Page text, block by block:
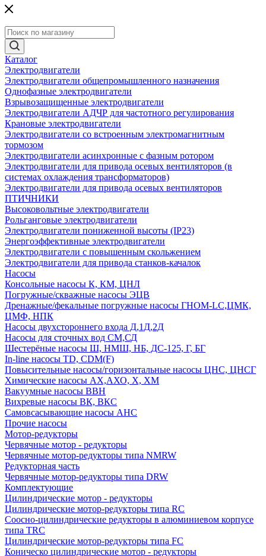
Каталог
Электродвигатели
Электродвигатели общепромышленного назначения
Однофазные электродвигатели
Взрывозащищенные электродвигатели
Электродвигатели АДЧР для частотного регулирования
Крановые электродвигатели
Электродвигатели со встроенным электромагнитным
тормозом
Электродвигатели асинхронные с фазным ротором
Электродвигатели для привода осевых вентиляторов (в
системах охлаждения трансформаторов)
Электродвигатели для привода осевых вентиляторов
ПТИЧНИКИ
Высоковольтные электродвигатели
Рольганговые электродвигатели
Электродвигатели пониженной высоты (IP23)
Энергоэффективные электродвигатели
Электродвигатели с повышенным скольжением
Электродвигатели для привода станков-качалок
Насосы
Консольные насосы К, КМ, ЦНЛ
Погружные/скважные насосы ЭЦВ
Дренажные/фекальные погружные насосы ГНОМ-LC,ЦМК,
ЦМФ, НПК
Насосы двухстороннего входа Д,1Д,2Д
Насосы для сточных вод СМ,СД
Шестерёные насосы Ш, НМШ, НБ, ДС-125, Г, БГ
In-line насосы TD, CDM(F)
Повысительные насосы/горизонтальные насосы ЦНС, ЦНСГ
Химические насосы АХ,АХО, Х, ХМ
Вакуумные насосы ВВН
Вихревые насосы ВК, ВКС
Самовсасывающие насосы АНС
Прочие насосы
Мотор-редукторы
Червячные мотор - редукторы
Червячные мотор-редукторы типа NMRW
Редукторная часть
Червячные мотор-редукторы типа DRW
Комплектующие
Цилиндрические мотор - редукторы
Цилиндрические мотор-редукторы типа RC
Соосно-цилиндрические редукторы в алюминиевом корпусе
типа TRC
Цилиндрические мотор-редукторы типа FC
Коническо цилиндрические мотор - редукторы